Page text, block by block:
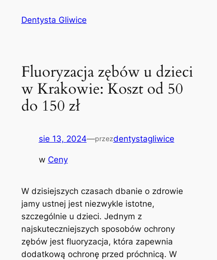
Dentysta Gliwice
Fluoryzacja zębów u dzieci
w Krakowie: Koszt od 50
do 150 zł
sie 13, 2024—przezdentystagliwice
w Ceny
W dzisiejszych czasach ​dbanie o zdrowie ​
jamy ⁢ustnej jest niezwykle⁣ istotne, ​
szczególnie u dzieci. ‌Jednym z
⁣najskuteczniejszych sposobów‍ ochrony
zębów jest fluoryzacja, która zapewnia
dodatkową ochronę ⁢przed próchnicą. W